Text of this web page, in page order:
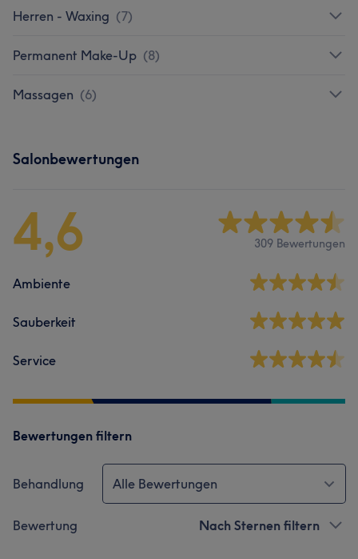
Herren - Waxing (7)
Permanent Make-Up (8)
Massagen (6)
Salonbewertungen
4,6 309 Bewertungen
Ambiente
Sauberkeit
Service
Bewertungen filtern
Behandlung Alle Bewertungen
Bewertung Nach Sternen filtern